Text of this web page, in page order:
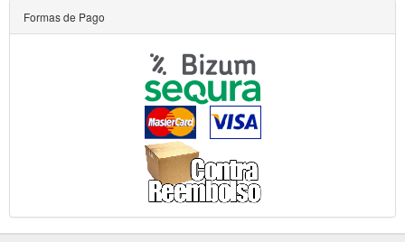
Formas de Pago